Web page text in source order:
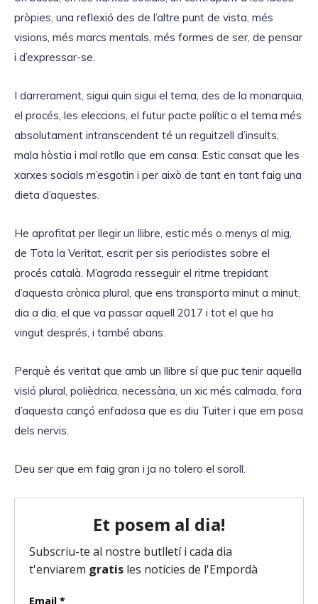
u
d
i
pròpies, una reflexió des de l’altre punt de vista, més
visions, més marcs mentals, més formes de ser, de pensar
i d’expressar-se.
I darrerament, sigui quin sigui el tema, des de la monarquia,
el procés, les eleccions, el futur pacte polític o el tema més
absolutament intranscendent té un reguitzell d’insults,
mala hòstia i mal rotllo que em cansa. Estic cansat que les
xarxes socials m’esgotin i per això de tant en tant faig una
dieta d’aquestes.
He aprofitat per llegir un llibre, estic més o menys al mig,
de Tota la Veritat, escrit per sis periodistes sobre el
procés català. M’agrada resseguir el ritme trepidant
d’aquesta crònica plural, que ens transporta minut a minut,
dia a dia, el que va passar aquell 2017 i tot el que ha
vingut després, i també abans.
Perquè és veritat que amb un llibre sí que puc tenir aquella
visió plural, polièdrica, necessària, un xic més calmada, fora
d’aquesta cançó enfadosa que es diu Tuiter i que em posa
dels nervis.
Deu ser que em faig gran i ja no tolero el soroll.